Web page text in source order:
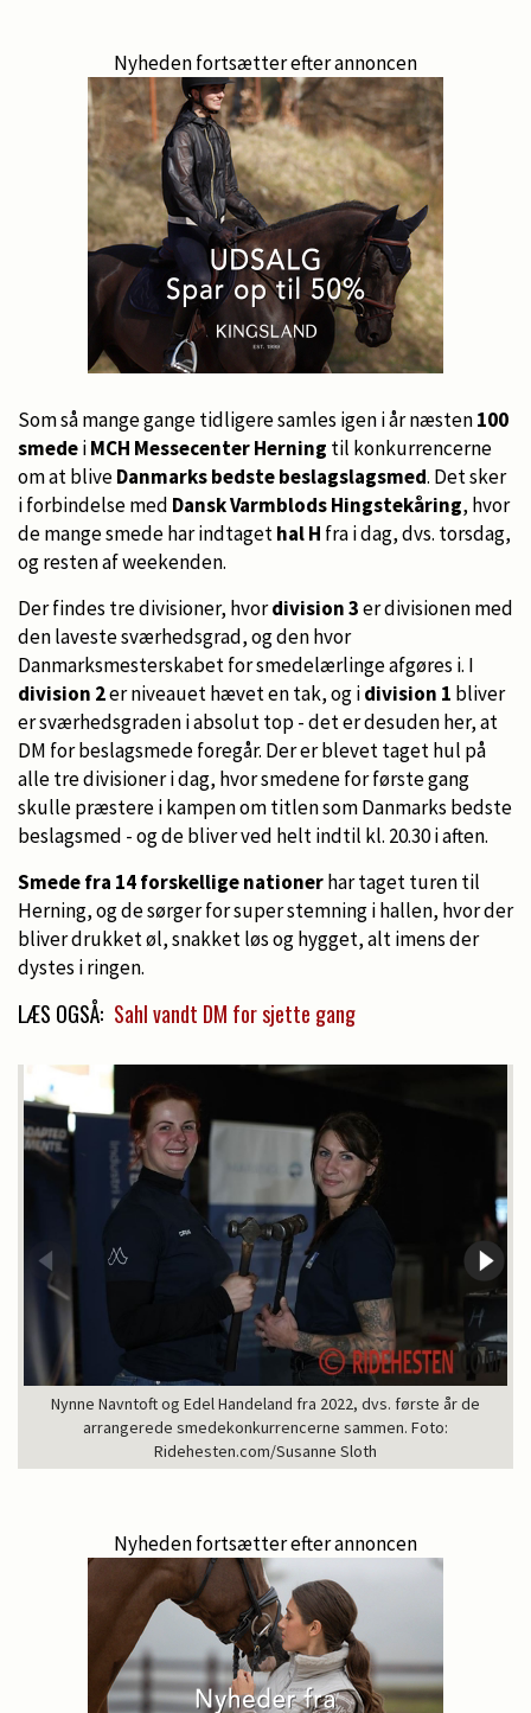
Nyheden fortsætter efter annoncen
Som så mange gange tidligere samles igen i år næsten100
smedeiMCH Messecenter Herning til konkurrencerne
om at bliveDanmarks bedste beslagslagsmed. Det sker
i forbindelse med Dansk Varmblods Hingstekåring, hvor
de mange smede har indtagethal H fra i dag, dvs. torsdag,
og resten af weekenden.
Der findes tre divisioner, hvordivision 3er divisionen med
den laveste sværhedsgrad, og den hvor
Danmarksmesterskabet for smedelærlinge afgøres i. I
division 2er niveauet hævet en tak, og idivision 1 bliver
er sværhedsgraden i absolut top - det er desuden her, at
DM for beslagsmede foregår. Der er blevet taget hul på
alle tre divisioner i dag, hvor smedene for første gang
skulle præstere i kampen om titlen som Danmarks bedste
beslagsmed - og de bliver ved helt indtil kl. 20.30 i aften.
Smede fra 14 forskellige nationerhar taget turen til
Herning, og de sørger for super stemning i hallen, hvor der
bliver drukket øl, snakket løs og hygget, alt imens der
dystes i ringen.
LÆS OGSÅ: Sahl vandt DM for sjette gang
Nynne Navntoft og Edel Handeland fra 2022, dvs. første år de
arrangerede smedekonkurrencerne sammen. Foto:
Ridehesten.com/Susanne Sloth
Nyheden fortsætter efter annoncen